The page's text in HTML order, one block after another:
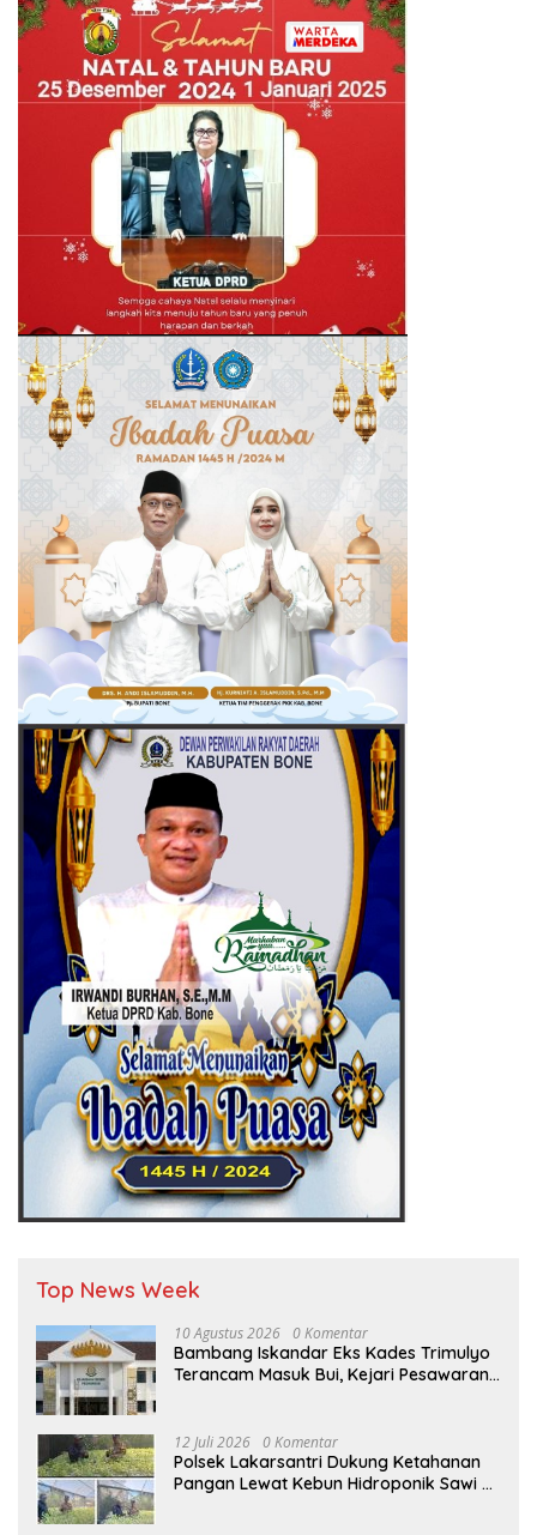
Top News Week
10 Agustus 2026 0 Komentar
Bambang Iskandar Eks Kades Trimulyo
Terancam Masuk Bui, Kejari Pesawaran
12 Juli 2026 0 Komentar
Polsek Lakarsantri Dukung Ketahanan
Pangan Lewat Kebun Hidroponik Sawi di